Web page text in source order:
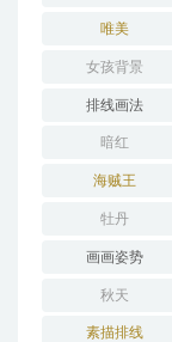
唯美
女孩背景
排线画法
暗红
海贼王
牡丹
画画姿势
秋天
素描排线